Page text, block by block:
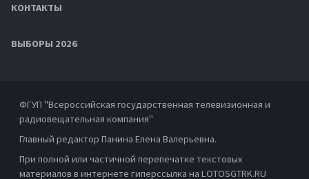
КОНТАКТЫ
ВЫБОРЫ 2026
ФГУП "Всероссийская государственная телевизионная и
радиовещательная компания"
Главный редактор Панина Елена Валерьевна.
При полной или частичной перепечатке текстовых
материалов в интернете гиперссылка на LOTOSGTRK.RU